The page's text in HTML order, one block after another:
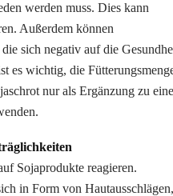
werden muss. Dies kann
Außerdem können
sich negativ auf die
es wichtig, die
nur als Ergänzung zu
Sojaprodukte reagieren.
in Form von Hautausschlägen,